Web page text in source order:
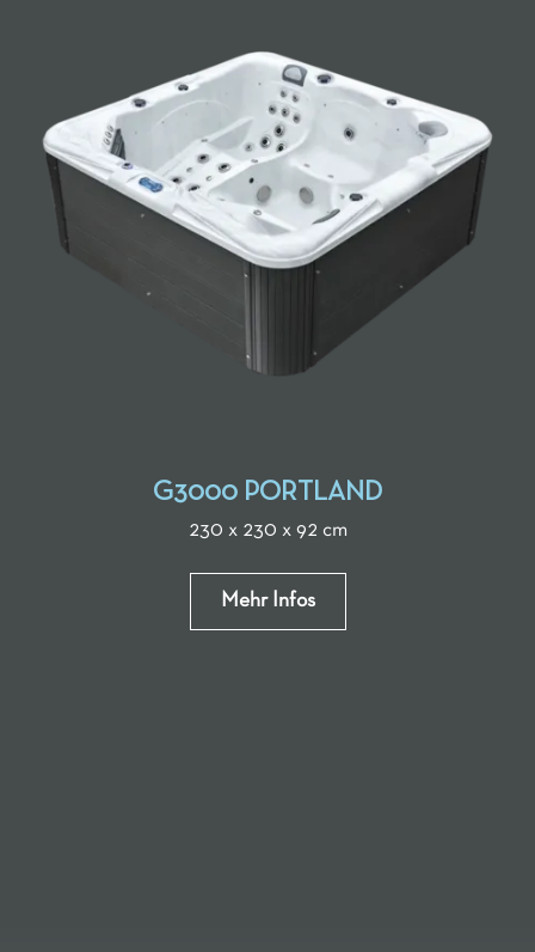
G3000 PORTLAND
230 x 230 x 92 cm
Mehr Infos